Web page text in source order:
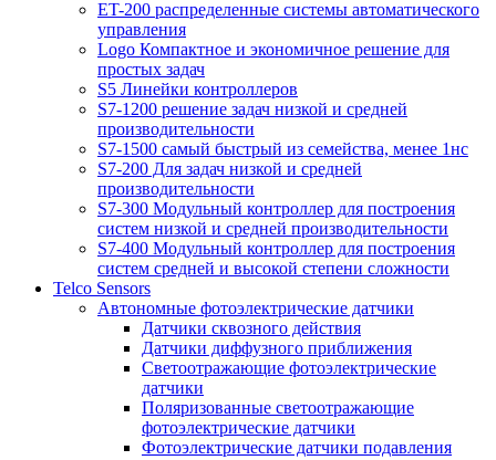
ET-200 распределенные системы автоматического
управления
Logo Компактное и экономичное решение для
простых задач
S5 Линейки контроллеров
S7-1200 решение задач низкой и средней
производительности
S7-1500 самый быстрый из семейства, менее 1нс
S7-200 Для задач низкой и средней
производительности
S7-300 Модульный контроллер для построения
систем низкой и средней производительности
S7-400 Модульный контроллер для построения
систем средней и высокой степени сложности
Telco Sensors
Автономные фотоэлектрические датчики
Датчики сквозного действия
Датчики диффузного приближения
Светоотражающие фотоэлектрические
датчики
Поляризованные светоотражающие
фотоэлектрические датчики
Фотоэлектрические датчики подавления